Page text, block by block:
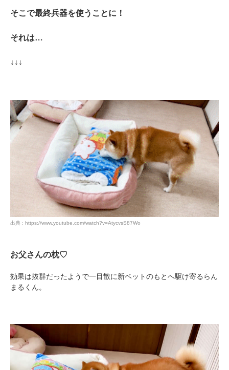
そこで最終兵器を使うことに！
それは…
↓↓↓
出典 : https://www.youtube.com/watch?v=AtycvsS87Wo
お父さんの枕♡
効果は抜群だったようで一目散に新ベットのもとへ駆け寄るらん
まるくん。
閉じる
pecodogs
PECOアプリをダウンロード済みの方
アプリで開く